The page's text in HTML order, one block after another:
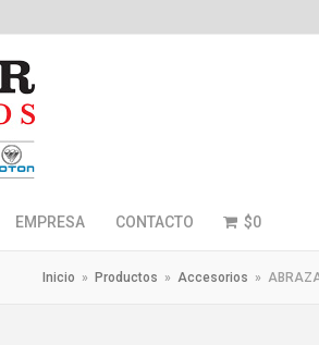
EMPRESA CONTACTO $0
Inicio » Productos » Accesorios »